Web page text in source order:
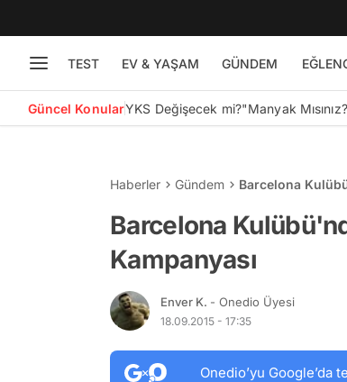
TEST EV & YAŞAM GÜNDEM
Güncel KonularYKS Değişecek mi?"Manyak
Haberler Gündem Barcelona
Barcelona
Kampanyası
Enver K. - Onedio Üyesi
18.09.2015 - 17:35
Onedio’yu Google’da